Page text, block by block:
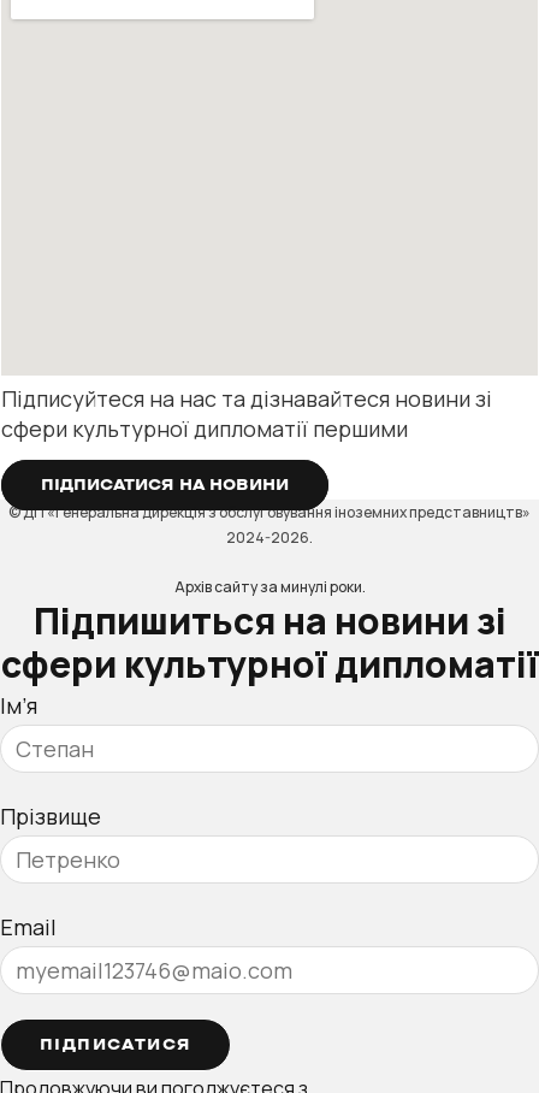
Підписуйтеся на нас та дізнавайтеся новини зі
сфери культурної дипломатії першими
ПІДПИСАТИСЯ НА НОВИНИ
© ДП «Генеральна дирекція з обслуговування іноземних представництв»
2024-2026.
Архів сайту за минулі роки.
Підпишиться на новини зі
сфери культурної дипломатії
Ім’я
Прізвище
Email
ПІДПИСАТИСЯ
Продовжуючи ви погоджуєтеся з